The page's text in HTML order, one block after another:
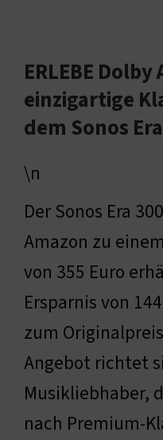
ERLEBE
einzigartige
dem Sonos
\n
Der Sonos Era
Amazon zu
von 355 Euro
Ersparnis von
zum
Angebot richtet
Musikliebhaber,
nach Premium-